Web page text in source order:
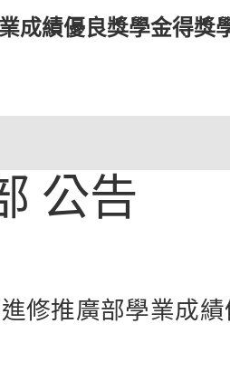
成績優良獎學金得獎
公告
修推廣部學業成